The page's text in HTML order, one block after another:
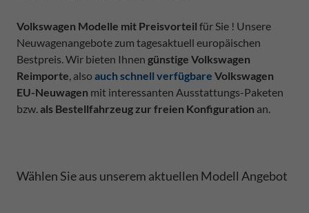
Volkswagen Modelle mit Preisvorteil für Sie ! Unsere
Neuwagenangebote zum tagesaktuell europäischen
Bestpreis. Wir bieten Ihnen günstige Volkswagen
Reimporte, also auch schnell verfügbare Volkswagen
EU-Neuwagen mit interessanten Ausstattungs-Paketen
bzw.als Bestellfahrzeug zur freien Konfiguration an.
Wählen Sie aus unserem aktuellen Modell Angebot